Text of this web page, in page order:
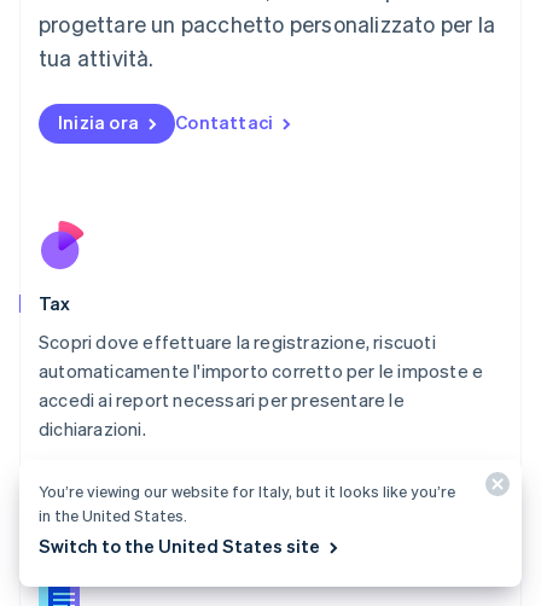
progettare un pacchetto personalizzato per la
tua attività.
Inizia ora Contattaci
Tax
Scopri dove effettuare la registrazione, riscuoti
automaticamente l'importo corretto per le imposte e
accedi ai report necessari per presentare le
dichiarazioni.
Malaysia
English 简体中文
Malta
Messico
EspañolEnglish
English
Paesi Bassi
English
Portogallo
RAS di Hong Kong, Cina
English简体中文
English
Repubblica Ceca
English
You’re viewing our website for Italy, but it looks like you’re
in the United States.
Switch to the United States site